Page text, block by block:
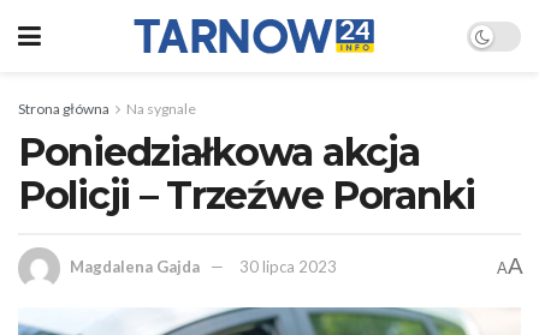
Strona główna Na sygnale
Poniedziałkowa akcja
Policji – Trzeźwe Poranki
Magdalena Gajda 30 lipca 2023 AA